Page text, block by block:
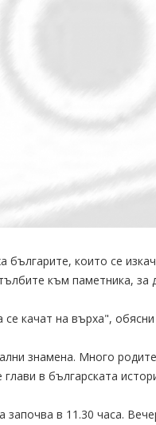
българите, които се
към паметника, за
качат на върха",
знамена. Много
в българската
в 11.30 часа.